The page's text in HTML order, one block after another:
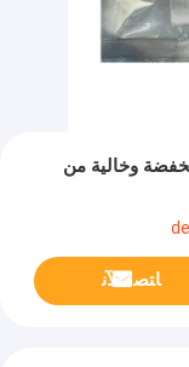
وخالية من
ﺎﺘﺼﻟ ﺍﻶﻧ